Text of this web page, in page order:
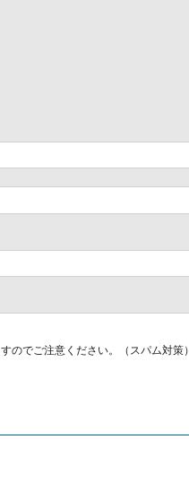
のでご注意ください。（スパム対策）